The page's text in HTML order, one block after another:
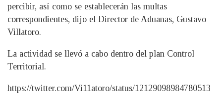
percibir, así como se establecerán las multas
correspondientes, dijo el Director de Aduanas, Gustavo
Villatoro.
La actividad se llevó a cabo dentro del plan Control
Territorial.
https://twitter.com/Vi11atoro/status/12129098984780513